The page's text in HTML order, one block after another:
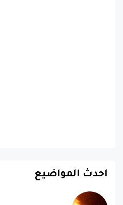
احدث المواضيع